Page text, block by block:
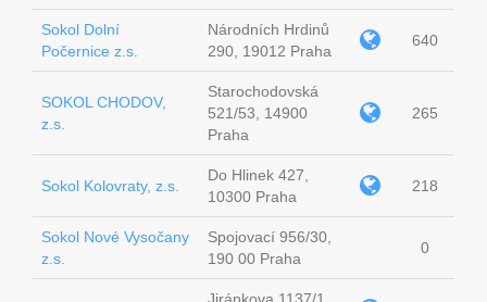
Sokol Dolní
Počernice z.s.
Národních Hrdinů
290, 19012 Praha
640
SOKOL CHODOV,
z.s.
Starochodovská
521/53, 14900
Praha
265
Sokol Kolovraty, z.s.
Do Hlinek 427,
10300 Praha
218
Sokol Nové Vysočany
z.s.
Spojovací 956/30,
190 00 Praha
0